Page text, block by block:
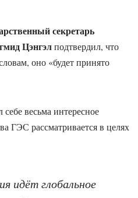
секретарь
Цэнгэлподтвердил, что
оно «будет принято
весьма интересное
ГЭС рассматривается в целях
идёт глобальное